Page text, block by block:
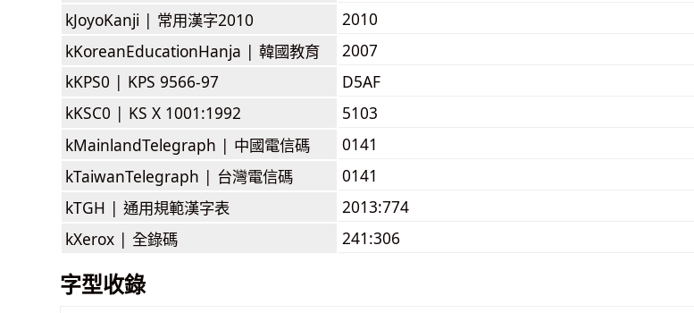
kJoyoKanji | 常用漢字2010
2010
kKoreanEducationHanja | 韓國教育
2007
kKPS0 | KPS 9566-97
D5AF
kKSC0 | KS X 1001:1992
5103
kMainlandTelegraph | 中國電信碼
0141
kTaiwanTelegraph | 台灣電信碼
0141
kTGH | 通用規範漢字表
2013:774
kXerox | 全錄碼 241:306
字型收錄